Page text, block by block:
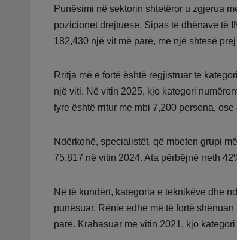
Punësimi në sektorin shtetëror u zgjerua
pozicionet drejtuese. Sipas të dhënave të
182,430 një vit më parë, me një shtesë
Rritja më e fortë është regjistruar te
një viti. Në vitin 2025, kjo kategori
tyre është rritur me mbi 7,200 persona, ose
Ndërkohë, specialistët, që mbeten grupi
75,817 në vitin 2024. Ata përbëjnë rreth
Në të kundërt, kategoria e teknikëve dhe
punësuar. Rënie edhe më të fortë
parë. Krahasuar me vitin 2021, kjo